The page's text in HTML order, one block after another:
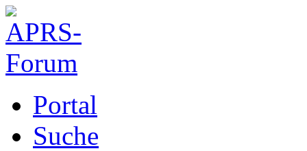
Portal
Suche